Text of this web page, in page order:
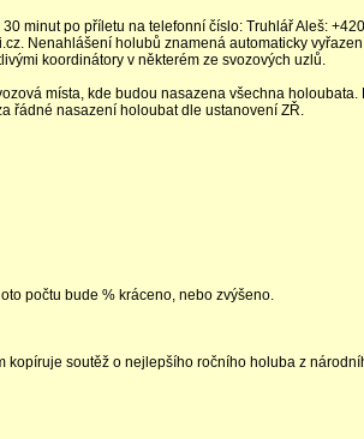
minut po příletu na telefonní číslo: Truhlář Aleš:
Nenahlášení holubů znamená automaticky
koordinátory v některém ze svozových uzlů.
místa, kde budou nasazena všechna
řádné nasazení holoubat dle ustanovení ZŘ.
počtu bude % kráceno, nebo zvýšeno.
kopíruje soutěž o nejlepšího ročního holuba z